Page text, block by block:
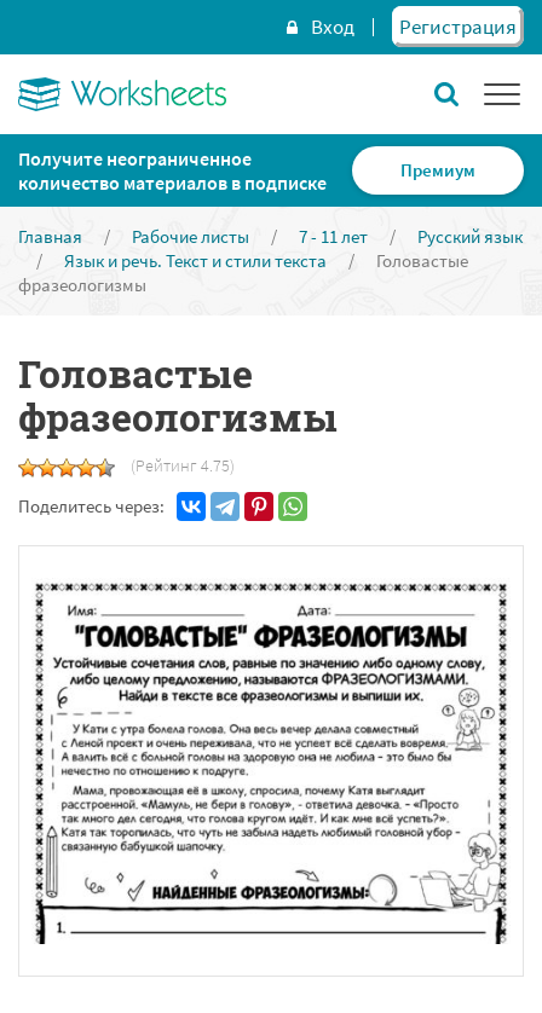
Вход Регистрация
Получите неограниченное
количество материалов в подписке
Премиум
Главная / Рабочие листы / 7 - 11 лет /
Русский язык
/
Язык и речь. Текст и стили текста /
Головастые
фразеологизмы
Головастые
фразеологизмы
(Рейтинг 4.75)
Поделитесь через: